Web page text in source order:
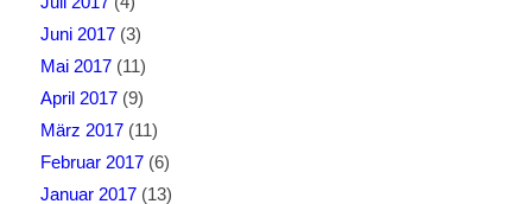
Juni 2017(3)
Mai 2017(11)
April 2017(9)
März 2017(11)
Februar 2017(6)
Januar 2017(13)